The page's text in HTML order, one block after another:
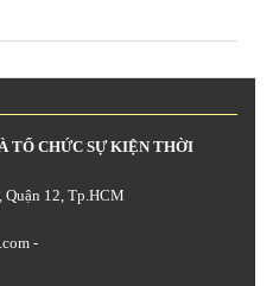
TỔ CHỨC SỰ KIỆN THỜI
Quận 12, Tp.HCM
-